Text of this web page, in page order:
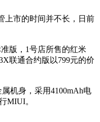
上市的时间并不长，日前
版，1号店所售的红米
联通合约版以799元的价
机身，采用4100mAh电
MIUI。